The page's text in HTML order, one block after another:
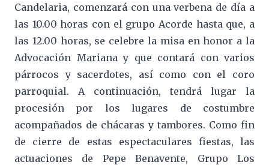
Candelaria, comenzará con una verbena de día a
las 10.00 horas con el grupo Acorde hasta que, a
las 12.00 horas, se celebre la misa en honor a la
Advocación Mariana y que contará con varios
párrocos y sacerdotes, así como con el coro
parroquial. A continuación, tendrá lugar la
procesión por los lugares de costumbre
acompañados de chácaras y tambores. Como fin
de cierre de estas espectaculares fiestas, las
actuaciones de Pepe Benavente, Grupo Los